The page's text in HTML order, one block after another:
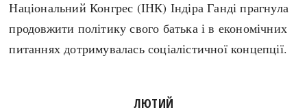
Національний Конгрес (ІНК) Індіра Ганді прагнула
продовжити політику свого батька і в економічних
питаннях дотримувалась соціалістичної концепції.
ЛЮТИЙ